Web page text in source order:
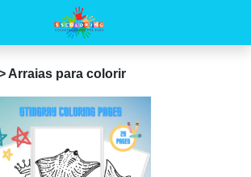
Arraias para colorir